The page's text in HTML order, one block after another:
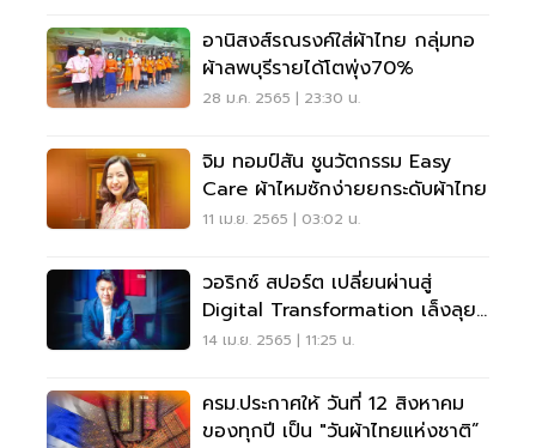
อานิสงส์รณรงค์ใส่ผ้าไทย กลุ่มทอ
ผ้าลพบุรีรายได้โตพุ่ง70%
28 ม.ค. 2565 | 23:30 น.
จิม ทอมป์สัน ชูนวัตกรรม Easy
Care ผ้าไหมซักง่ายยกระดับผ้าไทย
11 เม.ย. 2565 | 03:02 น.
วอริกซ์ สปอร์ต เปลี่ยนผ่านสู่
Digital Transformation เล็งลุย
Metaverse
14 เม.ย. 2565 | 11:25 น.
ครม.ประกาศให้ วันที่ 12 สิงหาคม
ของทุกปี เป็น "วันผ้าไทยแห่งชาติ”